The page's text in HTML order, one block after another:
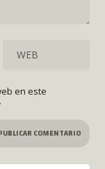
en este